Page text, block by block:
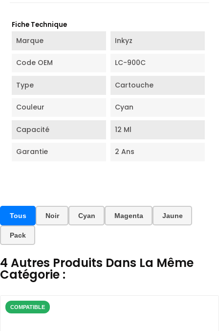
Fiche Technique
Marque Inkyz
Code OEM LC-900C
Type Cartouche
Couleur Cyan
Capacité 12 Ml
Garantie 2 Ans
Tous Noir Cyan Magenta Jaune
Pack
4 Autres Produits Dans La Même
Catégorie :
COMPATIBLE